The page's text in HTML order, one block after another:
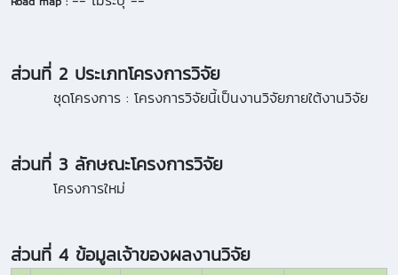
ส่วนที่ 2 ประเภทโครงการวิจัย
ชุดโครงการ : โครงการวิจัยนี้เป็นงานวิจัยภายใต้งานวิจัย
ส่วนที่ 3 ลักษณะโครงการวิจัย
โครงการใหม่
ส่วนที่ 4 ข้อมูลเจ้าของผลงานวิจัย